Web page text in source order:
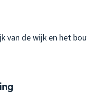
van de wijk en het